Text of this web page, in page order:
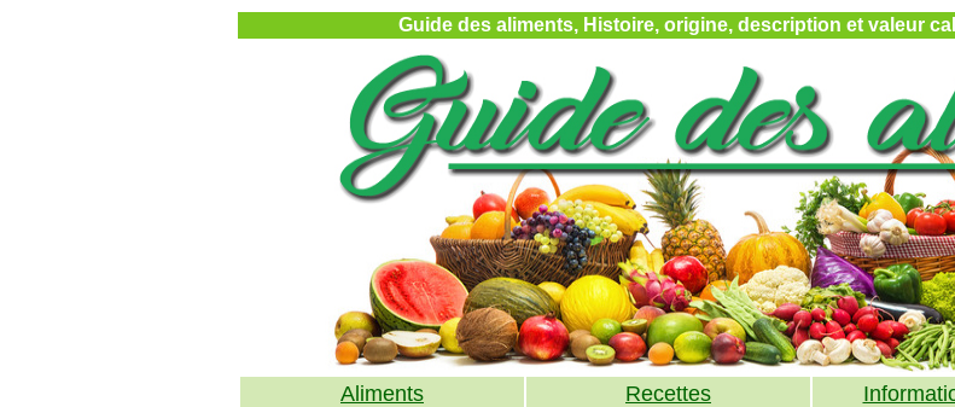
Guide des aliments, Histoire, origine, description et valeur
Aliments Recettes